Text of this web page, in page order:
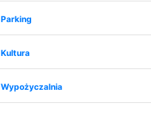
Parking
Kultura
Wypożyczalnia